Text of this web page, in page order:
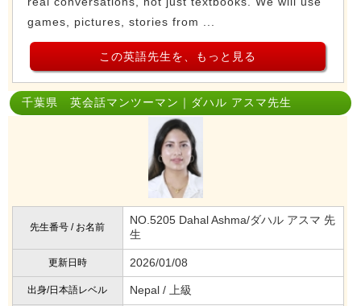
games, pictures, stories from ...
この英語先生を、もっと見る
千葉県 英会話マンツーマン｜ダハル アスマ先生
先生番号 / お名前
NO.5205 Dahal Ashma/ダハル アスマ 先
生
更新日時 2026/01/08
出身/日本語レベル Nepal / 上級